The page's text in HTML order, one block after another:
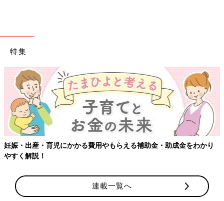
特集
金をわかり 【ワクチン接種できるものも】妊婦の感染症対策、知
連載一覧へ